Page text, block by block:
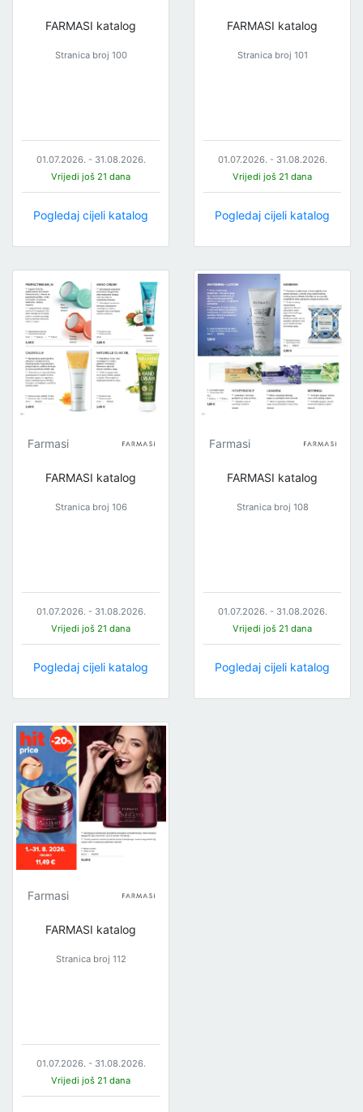
FARMASI katalog
Stranica broj 100
01.07.2026. - 31.08.2026.
Vrijedi još 21 dana
Pogledaj cijeli katalog
FARMASI katalog
Stranica broj 101
01.07.2026. - 31.08.2026.
Vrijedi još 21 dana
Pogledaj cijeli katalog
Farmasi
FARMASI katalog
Stranica broj 106
01.07.2026. - 31.08.2026.
Vrijedi još 21 dana
Pogledaj cijeli katalog
Farmasi
FARMASI katalog
Stranica broj 108
01.07.2026. - 31.08.2026.
Vrijedi još 21 dana
Pogledaj cijeli katalog
Farmasi
FARMASI katalog
Stranica broj 112
01.07.2026. - 31.08.2026.
Vrijedi još 21 dana